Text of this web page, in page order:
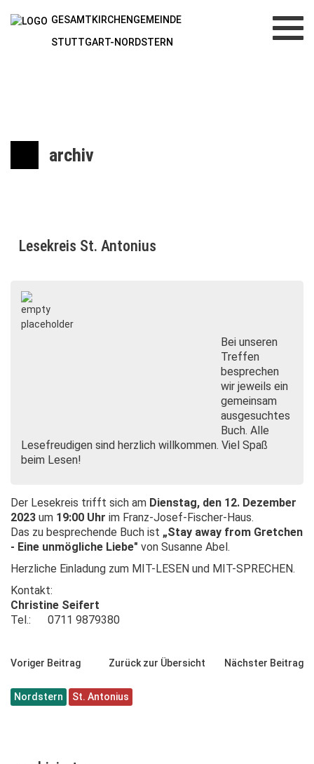
GESAMTKIRCHENGEMEINDE
STUTTGART-NORDSTERN
archiv
Lesekreis St. Antonius
Bei unseren
Treffen
besprechen
wir jeweils ein
gemeinsam
ausgesuchtes
Buch. Alle
Lesefreudigen sind herzlich willkommen. Viel Spaß
beim Lesen!
Der Lesekreis trifft sich am Dienstag, den 12. Dezember
2023 um 19:00 Uhr im Franz-Josef-Fischer-Haus.
Das zu besprechende Buch ist „Stay away from Gretchen
- Eine unmögliche Liebe" von Susanne Abel.
Herzliche Einladung zum MIT-LESEN und MIT-SPRECHEN.
Kontakt:
Christine Seifert
Tel.: 0711 9879380
Voriger Beitrag Zurück zur Übersicht Nächster Beitrag
Nordstern St. Antonius